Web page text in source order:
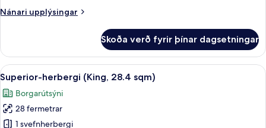
tvö
sqm)
Nánari upplýsingar
Nánari
herbergi
fyrir
tvo,
tvö
rúm
(28.4
sqm)
Skoða verð fyrir þínar dagsetningar
Skoða
allar
myndir
fyrir
Superior-
Superior-herbergi (King, 28.4 sqm)
15
Superior-herbergi (King, 28.4 sqm)
Borgarútsýni
28 fermetrar
1 svefnherbergi